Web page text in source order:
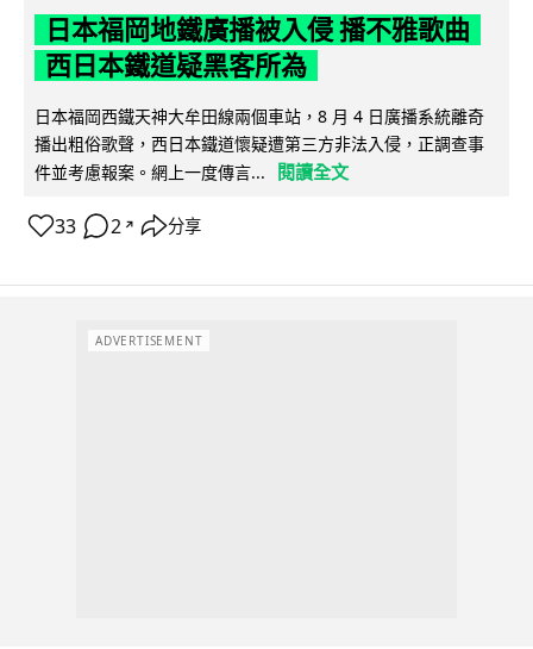
日本福岡地鐵廣播被入侵 播不雅歌曲
西日本鐵道疑黑客所為
日本福岡西鐵天神大牟田線兩個車站，8 月 4 日廣播系統離奇
播出粗俗歌聲，西日本鐵道懷疑遭第三方非法入侵，正調查事
件並考慮報案。網上一度傳言...
閱讀全文
33 2 ↗ 分享
ADVERTISEMENT